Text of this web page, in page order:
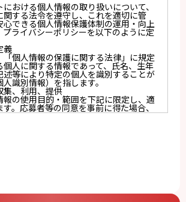
おける個人情報の取り扱いについて、
関する法令を遵守し、これを適切に管
心できる個人情報保護体制の運用・向上
プライバシーポリシーを以下のように定
義
「個人情報の保護に関する法律」に規定
個人に関する情報であって、氏名、生年
述等により特定の個人を識別することが
識別情報）を指します。
集、利用、提供
報の使用目的・範囲を下記に限定し、適
。応募者等の同意を事前に得た場合、
許された場合を除き、個人情報を第三者
お問い合わせに対応・管理するため
範囲内でこれに応じます。